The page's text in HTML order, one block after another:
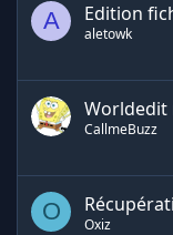
A Edition
aletowk
Worldedit
CallmeBuzz
O Oxiz